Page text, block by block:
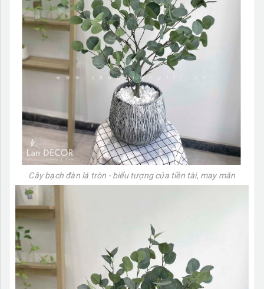
Cây bạch đàn lá tròn - biểu tượng của tiền tài, may mắn